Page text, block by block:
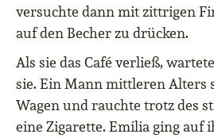
versuchte dann mit zittrigen
auf den Becher zu drücken.
Als sie das Café verließ,
sie. Ein Mann mittleren Alters
Wagen und rauchte trotz des
eine Zigarette. Emilia ging auf